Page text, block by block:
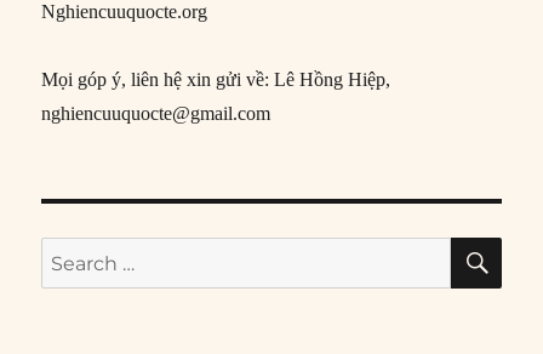
Nghiencuuquocte.org
Mọi góp ý, liên hệ xin gửi về: Lê Hồng Hiệp,
nghiencuuquocte@gmail.com
Search
for: